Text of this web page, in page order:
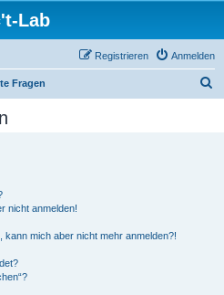
Lab
Anmelden
Registrieren
Fragen
nicht anmelden!
mich aber nicht mehr anmelden?!